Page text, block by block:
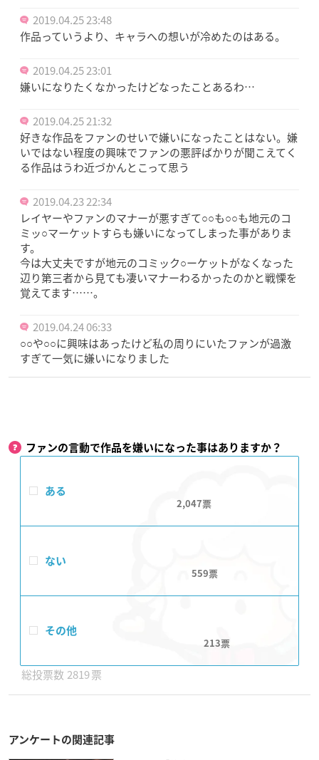
2019.04.25 23:48
作品っていうより、キャラへの想いが冷めたのはある。
2019.04.25 23:01
嫌いになりたくなかったけどなったことあるわ…
2019.04.25 21:32
好きな作品をファンのせいで嫌いになったことはない。嫌
いではない程度の興味でファンの悪評ばかりが聞こえてく
る作品はうわ近づかんとこって思う
2019.04.23 22:34
レイヤーやファンのマナーが悪すぎて○○も○○も地元のコ
ミッ○マーケットすらも嫌いになってしまった事がありま
す。
今は大丈夫ですが地元のコミック○ーケットがなくなった
辺り第三者から見ても凄いマナーわるかったのかと戦慄を
覚えてます……。
2019.04.24 06:33
○○や○○に興味はあったけど私の周りにいたファンが過激
すぎて一気に嫌いになりました
ファンの言動で作品を嫌いになった事はありますか？
ある
2,047
ない
559
その他
213
2819
アンケートの関連記事